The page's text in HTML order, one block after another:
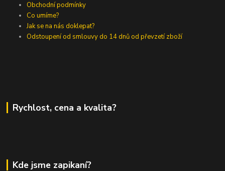
Obchodní podmínky
Co umíme?
Jak se na nás doklepat?
Odstoupení od smlouvy do 14 dnů od převzetí zboží
Rychlost, cena a kvalita?
Kde jsme zapikaní?